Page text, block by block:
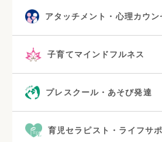
アタッチメント・心理カウン
子育てマインドフルネス
プレスクール・あそび発達
育児セラピスト・ライフサ